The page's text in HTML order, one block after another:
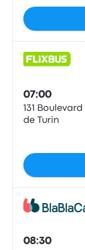
07:00
131 Boulevard
de Turin
08:30